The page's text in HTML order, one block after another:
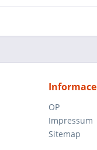
Informace
OP
Impressum
Sitemap